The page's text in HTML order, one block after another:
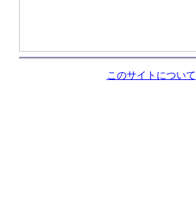
このサイトについて